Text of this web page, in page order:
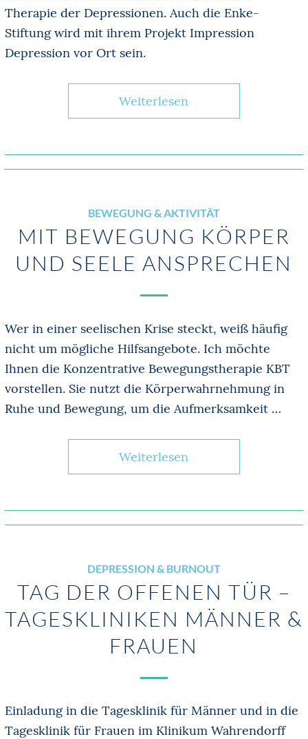
Therapie der Depressionen. Auch die Enke‐
Stiftung wird mit ihrem Projekt Impression
Depression vor Ort sein.
Weiterlesen
BEWEGUNG & AKTIVITÄT
MIT BEWEGUNG KÖRPER
UND SEELE ANSPRECHEN
Wer in einer seelischen Krise steckt, weiß häufig
nicht um mögliche Hilfsangebote. Ich möchte
Ihnen die Konzentrative Bewegungstherapie KBT
vorstellen. Sie nutzt die Körperwahrnehmung in
Ruhe und Bewegung, um die Aufmerksamkeit …
Weiterlesen
DEPRESSION & BURNOUT
TAG DER OFFENEN TÜR –
TAGESKLINIKEN MÄNNER &
FRAUEN
Einladung in die Tagesklinik für Männer und in die
Tagesklinik für Frauen im Klinikum Wahrendorff